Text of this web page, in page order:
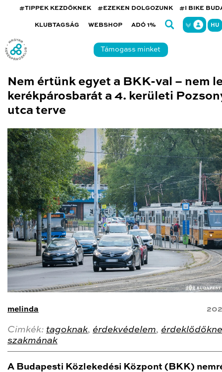
#TIPPEK KEZDŐKNEK #EZEKEN DOLGOZUNK #I BIKE
KLUBTAGSÁG WEBSHOP ADÓ 1% HU
Támogass minket
Nem értünk egyet a BKK-val – nem
kerékpárosbarát a 4. kerületi
utca terve
melinda
Cimkék: tagoknak, érdekvédelem,
szakmának
A Budapesti Közlekedési Központ (BKK)